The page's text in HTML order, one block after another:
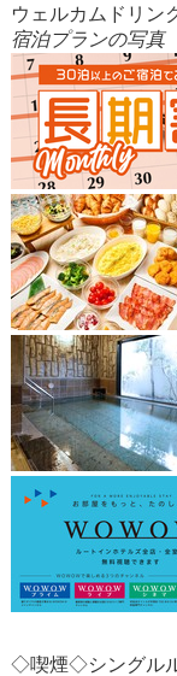
ウェルカムドリン
宿泊プランの写真
◇喫煙◇シングル